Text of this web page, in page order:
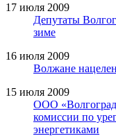
17 июля 2009
Депутаты
зиме
16 июля 2009
Волжане
15 июля 2009
ООО
комиссии по
энергетиками